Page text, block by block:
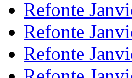
Refonte
Refonte
Refonte